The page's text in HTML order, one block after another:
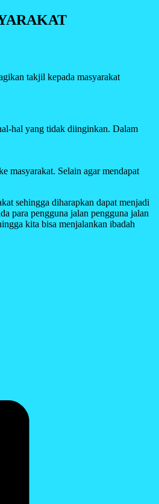
takjil kepada masyarakat
hal yang tidak diinginkan. Dalam
masyarakat. Selain agar mendapat
sehingga diharapkan dapat menjadi
para pengguna jalan pengguna jalan
kita bisa menjalankan ibadah